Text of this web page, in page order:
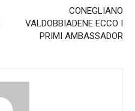
CONEGLIANO
VALDOBBIADENE ECCO I
PRIMI AMBASSADOR